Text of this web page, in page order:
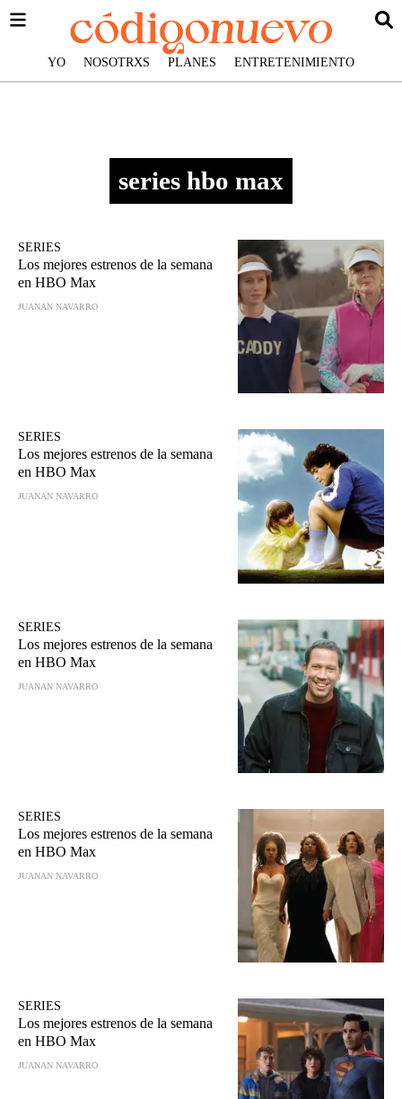
YO NOSOTRXS PLANES ENTRETENIMIENTO
series hbo max
SERIES
Los mejores estrenos de la semana
en HBO Max
JUANAN NAVARRO
SERIES
Los mejores estrenos de la semana
en HBO Max
JUANAN NAVARRO
SERIES
Los mejores estrenos de la semana
en HBO Max
JUANAN NAVARRO
SERIES
Los mejores estrenos de la semana
en HBO Max
JUANAN NAVARRO
SERIES
Los mejores estrenos de la semana
en HBO Max
JUANAN NAVARRO